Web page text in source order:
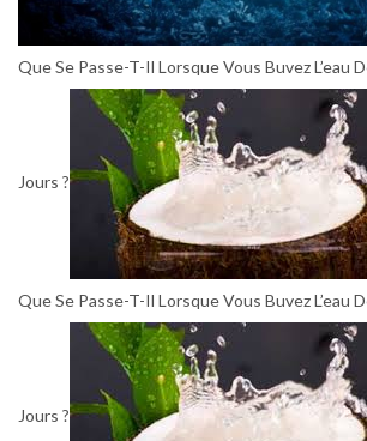
Que Se Passe-T-Il Lorsque Vous Buvez L’eau
Jours ?
Que Se Passe-T-Il Lorsque Vous Buvez L’eau
Jours ?